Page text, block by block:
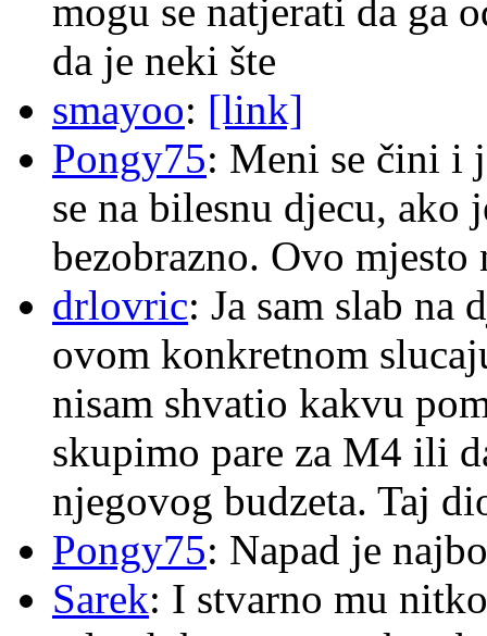
mogu se natjerati da ga
da je neki šte
smayoo: [link]
Pongy75: Meni se čini i
se na bilesnu djecu, ako
bezobrazno. Ovo
drlovric: Ja sam slab na
ovom konkretnom
nisam shvatio kakvu
skupimo pare za M4 ili
njegovog budzeta. Taj
Pongy75: Napad je
Sarek: I stvarno mu